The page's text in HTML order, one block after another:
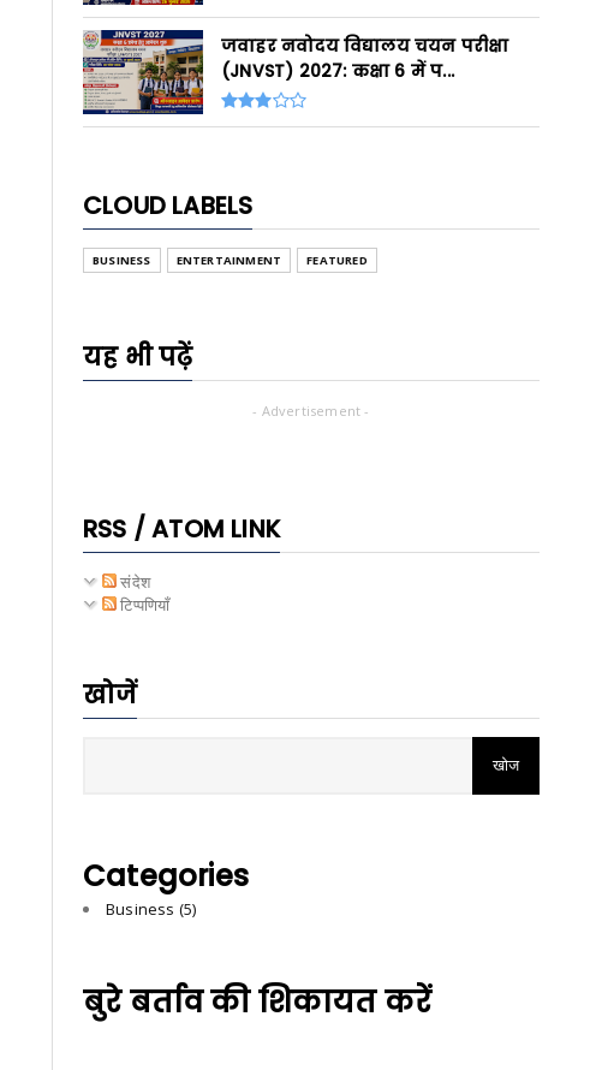
जवाहर नवोदय विद्यालय चयन परीक्षा
(JNVST) 2027: कक्षा 6 में प...
CLOUD LABELS
BUSINESS ENTERTAINMENT FEATURED
यह भी पढ़ें
- Advertisement -
RSS / ATOM LINK
संदेश
टिप्पणियाँ
खोजें
Categories
Business (5)
बुरे बर्ताव की शिकायत करें